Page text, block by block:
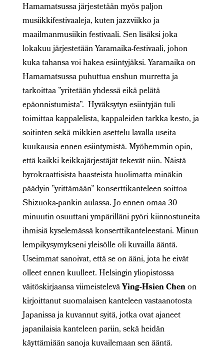
Hamamatsussa järjestetään myös paljon
musiikkifestivaaleja, kuten jazzviikko ja
maailmanmusiikin festivaali. Sen lisäksi joka
lokakuu järjestetään Yaramaika-festivaali, johon
kuka tahansa voi hakea esiintyjäksi. Yaramaika on
Hamamatsussa puhuttua enshun murretta ja
tarkoittaa ”yritetään yhdessä eikä pelätä
epäonnistumista”. Hyväksytyn esiintyjän tuli
toimittaa kappalelista, kappaleiden tarkka kesto, ja
soitinten sekä mikkien asettelu lavalla useita
kuukausia ennen esiintymistä. Myöhemmin opin,
että kaikki keikkajärjestäjät tekevät niin. Näistä
byrokraattisista haasteista huolimatta minäkin
päädyin ”yrittämään” konserttikanteleen soittoa
Shizuoka-pankin aulassa. Jo ennen omaa 30
minuutin osuuttani ympärilläni pyöri kiinnostuneita
ihmisiä kyselemässä konserttikanteleestani. Minun
lempikysymykseni yleisölle oli kuvailla ääntä.
Useimmat sanoivat, että se on ääni, jota he eivät
olleet ennen kuulleet. Helsingin yliopistossa
väitöskirjaansa viimeisteleväYing-Hsien Chenon
kirjoittanut suomalaisen kanteleen vastaanotosta
Japanissa ja kuvannut syitä, jotka ovat ajaneet
japanilaisia kanteleen pariin, sekä heidän
käyttämiään sanoja kuvailemaan sen ääntä.